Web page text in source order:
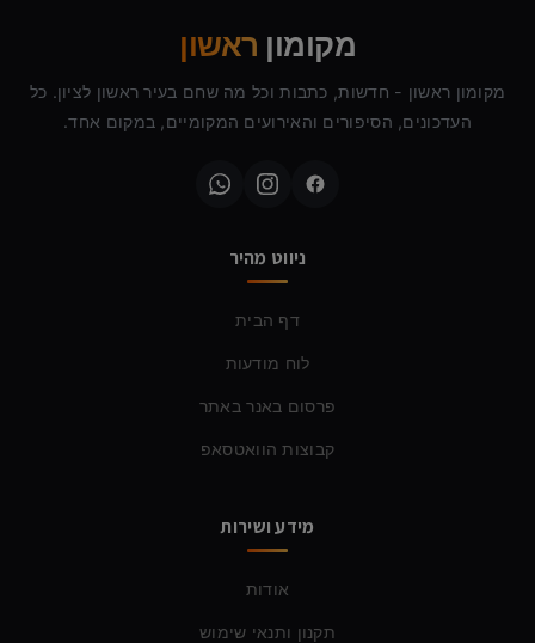
מקומון ראשון
מקומון ראשון - חדשות, כתבות וכל מה שחם בעיר ראשון לציון. כל
העדכונים, הסיפורים והאירועים המקומיים, במקום אחד.
ניווט מהיר
דף הבית
לוח מודעות
פרסום באנר באתר
קבוצות הוואטסאפ
מידע ושירות
אודות
תקנון ותנאי שימוש